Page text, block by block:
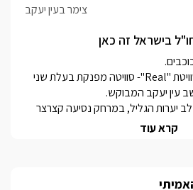
בו מקלחון זוגי עם שני ראשי גשם, שירותים,
רחצה, מגבות רכות, וחלוקי רחצה.
לאינטרנט אלחוטי. מכל אחד מהם ישנה
והבריכה הפרטית המחוממת (בעונה).
צימר בעין יעקב
בישראל זה כאן
קרא עוד